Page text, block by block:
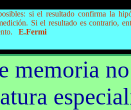
si el resultado confirma la
Si el resultado es contrario,
E.Fermi
memoria